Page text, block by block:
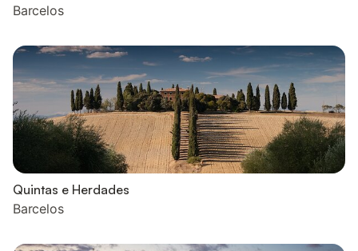
Barcelos
Quintas e Herdades
Barcelos